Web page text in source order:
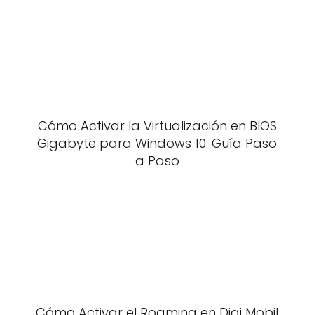
Cómo Activar la Virtualización en BIOS
Gigabyte para Windows 10: Guía Paso
a Paso